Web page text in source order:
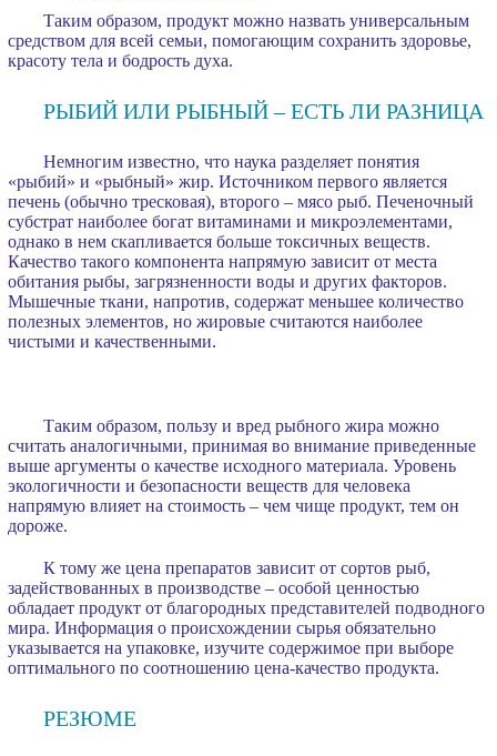
Таким образом, продукт можно назвать универсальным
средством для всей семьи, помогающим сохранить здоровье,
красоту тела и бодрость духа.
РЫБИЙ ИЛИ РЫБНЫЙ – ЕСТЬ ЛИ РАЗНИЦА
Немногим известно, что наука разделяет понятия
«рыбий» и «рыбный» жир. Источником первого является
печень (обычно тресковая), второго – мясо рыб. Печеночный
субстрат наиболее богат витаминами и микроэлементами,
однако в нем скапливается больше токсичных веществ.
Качество такого компонента напрямую зависит от места
обитания рыбы, загрязненности воды и других факторов.
Мышечные ткани, напротив, содержат меньшее количество
полезных элементов, но жировые считаются наиболее
чистыми и качественными.
Таким образом, пользу и вред рыбного жира можно
считать аналогичными, принимая во внимание приведенные
выше аргументы о качестве исходного материала. Уровень
экологичности и безопасности веществ для человека
напрямую влияет на стоимость – чем чище продукт, тем он
дороже.
К тому же цена препаратов зависит от сортов рыб,
задействованных в производстве – особой ценностью
обладает продукт от благородных представителей подводного
мира. Информация о происхождении сырья обязательно
указывается на упаковке, изучите содержимое при выборе
оптимального по соотношению цена-качество продукта.
РЕЗЮМЕ